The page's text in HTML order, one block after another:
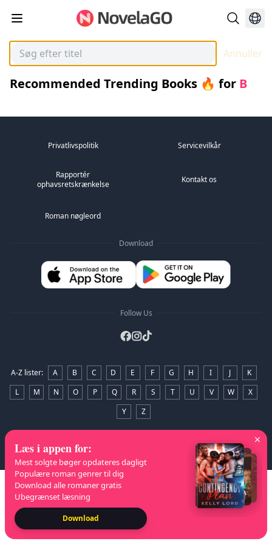
Annuller
Recommended Trending Books 🔥 for B
Privatlivspolitik Servicevilkår
Rapportér
ophavsretskrænkelse
Kontakt os
Roman nøgleord
Download
Follow Us
A-Z lister: A B C D E F G H I J
K
L
M N O P Q R S T U V W
X
Y
Z
Læs i appen for:
Mest solgte bøger opdateres dagligt
Populære roman genrer til dig
Download alle romaner gratis
Ubegrænset læsning
Download